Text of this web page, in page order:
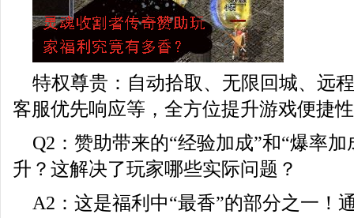
特权尊贵：自动拾取、无限回城、远
客服优先响应等，全方位提升游戏便捷
Q2：赞助带来的“经验加成”和“爆率
升？这解决了玩家哪些实际问题？
A2：这是福利中“最香”的部分之一！